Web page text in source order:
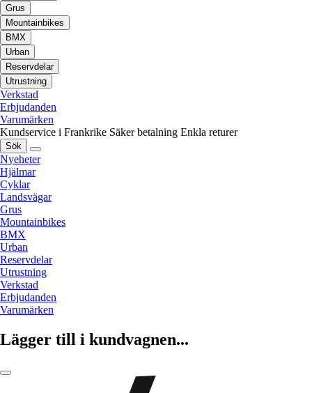
Grus
Mountainbikes
BMX
Urban
Reservdelar
Utrustning
Verkstad
Erbjudanden
Varumärken
Kundservice i Frankrike Säker betalning Enkla returer
Sök
Nyeheter
Hjälmar
Cyklar
Landsvägar
Grus
Mountainbikes
BMX
Urban
Reservdelar
Utrustning
Verkstad
Erbjudanden
Varumärken
Lägger till i kundvagnen...